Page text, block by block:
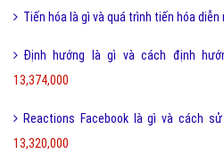
Tiến hóa là gì và quá trình tiến hóa diễn
Định hướng là gì và cách định
13,374,000
Reactions Facebook là gì và cách
13,320,000